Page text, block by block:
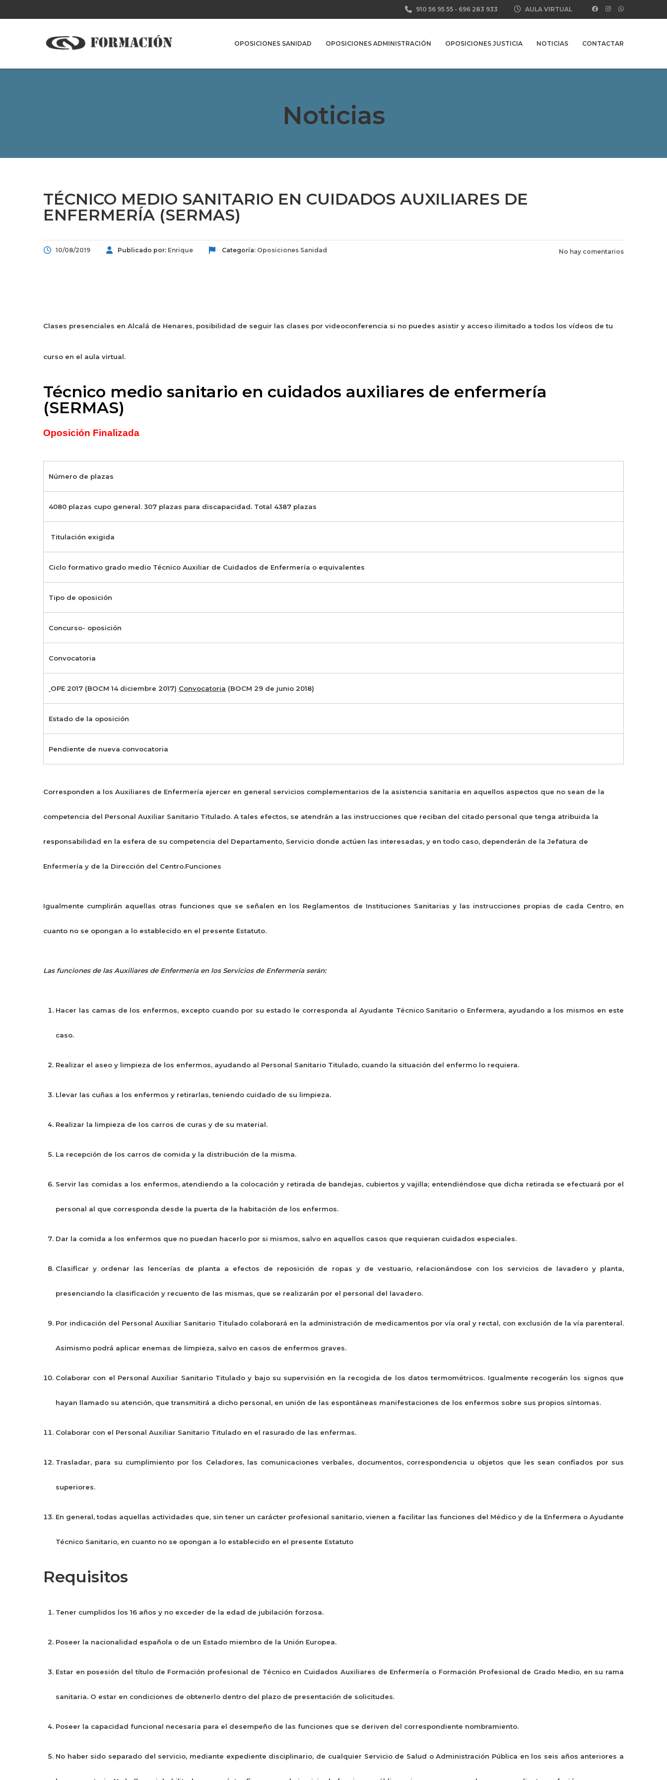
AULA VIRTUAL
910 56 95 55 - 696 283 933
OPOSICIONES SANIDAD OPOSICIONES ADMINISTRACIÓN OPOSICIONES JUSTICIA NOTICIAS CONTACTAR
Noticias
TÉCNICO MEDIO SANITARIO EN CUIDADOS AUXILIARES DE
ENFERMERÍA (SERMAS)
10/08/2019 Publicado por: Enrique Categoría: Oposiciones Sanidad No hay comentarios
Clases presenciales en Alcalá de Henares, posibilidad de seguir las clases por videoconferencia si no puedes asistir y acceso ilimitado a todos los vídeos de tu
curso en el aula virtual.
Técnico medio sanitario en cuidados auxiliares de enfermería
(SERMAS)
Oposición Finalizada
Número de plazas
4080 plazas cupo general. 307 plazas para discapacidad. Total 4387 plazas
Titulación exigida
Ciclo formativo grado medio Técnico Auxiliar de Cuidados de Enfermería o equivalentes
Tipo de oposición
Concurso- oposición
Convocatoria
OPE 2017 (BOCM 14 diciembre 2017) Convocatoria (BOCM 29 de junio 2018)
Estado de la oposición
Pendiente de nueva convocatoria
Corresponden a los Auxiliares de Enfermería ejercer en general servicios complementarios de la asistencia sanitaria en aquellos aspectos que no sean de la
competencia del Personal Auxiliar Sanitario Titulado. A tales efectos, se atendrán a las instrucciones que reciban del citado personal que tenga atribuida la
responsabilidad en la esfera de su competencia del Departamento, Servicio donde actúen las interesadas, y en todo caso, dependerán de la Jefatura de
Enfermería y de la Dirección del Centro.Funciones
Igualmente cumplirán aquellas otras funciones que se señalen en los Reglamentos de Instituciones Sanitarias y las instrucciones propias de cada Centro, en
cuanto no se opongan a lo establecido en el presente Estatuto.
Las funciones de las Auxiliares de Enfermería en los Servicios de Enfermería serán:
Hacer las camas de los enfermos, excepto cuando por su estado le corresponda al Ayudante Técnico Sanitario o Enfermera, ayudando a los mismos en este
caso.
Realizar el aseo y limpieza de los enfermos, ayudando al Personal Sanitario Titulado, cuando la situación del enfermo lo requiera.
Llevar las cuñas a los enfermos y retirarlas, teniendo cuidado de su limpieza.
Realizar la limpieza de los carros de curas y de su material.
La recepción de los carros de comida y la distribución de la misma.
Servir las comidas a los enfermos, atendiendo a la colocación y retirada de bandejas, cubiertos y vajilla; entendiéndose que dicha retirada se efectuará por el
personal al que corresponda desde la puerta de la habitación de los enfermos.
Dar la comida a los enfermos que no puedan hacerlo por si mismos, salvo en aquellos casos que requieran cuidados especiales.
Clasificar y ordenar las lencerías de planta a efectos de reposición de ropas y de vestuario, relacionándose con los servicios de lavadero y planta,
presenciando la clasificación y recuento de las mismas, que se realizarán por el personal del lavadero.
Por indicación del Personal Auxiliar Sanitario Titulado colaborará en la administración de medicamentos por vía oral y rectal, con exclusión de la vía parenteral.
Asimismo podrá aplicar enemas de limpieza, salvo en casos de enfermos graves.
Colaborar con el Personal Auxiliar Sanitario Titulado y bajo su supervisión en la recogida de los datos termométricos. Igualmente recogerán los signos que
hayan llamado su atención, que transmitirá a dicho personal, en unión de las espontáneas manifestaciones de los enfermos sobre sus propios síntomas.
Colaborar con el Personal Auxiliar Sanitario Titulado en el rasurado de las enfermas.
Trasladar, para su cumplimiento por los Celadores, las comunicaciones verbales, documentos, correspondencia u objetos que les sean confiados por sus
superiores.
En general, todas aquellas actividades que, sin tener un carácter profesional sanitario, vienen a facilitar las funciones del Médico y de la Enfermera o Ayudante
Técnico Sanitario, en cuanto no se opongan a lo establecido en el presente Estatuto
Requisitos
Tener cumplidos los 16 años y no exceder de la edad de jubilación forzosa.
Poseer la nacionalidad española o de un Estado miembro de la Unión Europea.
Estar en posesión del título de Formación profesional de Técnico en Cuidados Auxiliares de Enfermería o Formación Profesional de Grado Medio, en su rama
sanitaria. O estar en condiciones de obtenerlo dentro del plazo de presentación de solicitudes.
Poseer la capacidad funcional necesaria para el desempeño de las funciones que se deriven del correspondiente nombramiento.
No haber sido separado del servicio, mediante expediente disciplinario, de cualquier Servicio de Salud o Administración Pública en los seis años anteriores a